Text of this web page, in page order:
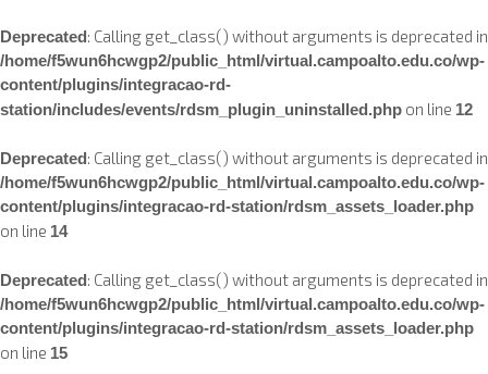
Deprecated: Calling get_class() without arguments is deprecated in
/home/f5wun6hcwgp2/public_html/virtual.campoalto.edu.co/wp-
content/plugins/integracao-rd-
station/includes/events/rdsm_plugin_uninstalled.php on line 12
Deprecated: Calling get_class() without arguments is deprecated in
/home/f5wun6hcwgp2/public_html/virtual.campoalto.edu.co/wp-
content/plugins/integracao-rd-station/rdsm_assets_loader.php
on line 14
Deprecated: Calling get_class() without arguments is deprecated in
/home/f5wun6hcwgp2/public_html/virtual.campoalto.edu.co/wp-
content/plugins/integracao-rd-station/rdsm_assets_loader.php
on line 15